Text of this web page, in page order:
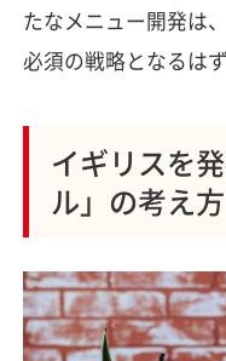
たなメニュー開発は
必須の戦略となるはず
イギリスを
ル」の考え方